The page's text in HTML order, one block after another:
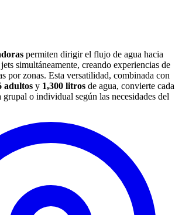
permiten dirigir el flujo de agua hacia
simultáneamente, creando experiencias de
por zonas. Esta versatilidad, combinada con
adultos y 1,300 litros de agua, convierte cada
grupal o individual según las necesidades del